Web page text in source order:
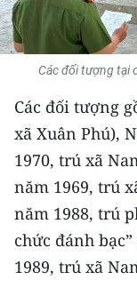
KHOA HỌC -
MÔI TRƯỜNG
BẠN ĐỌC
KIỂM CHỨNG
TRI THỨC
54 DÂN TỘC
CHƯƠNG TRÌNH
Các đối tượng tại
Các đối tượng
xã Xuân Phú),
1970, trú xã
năm 1969, trú
năm 1988, trú
chức đánh
1989, trú xã